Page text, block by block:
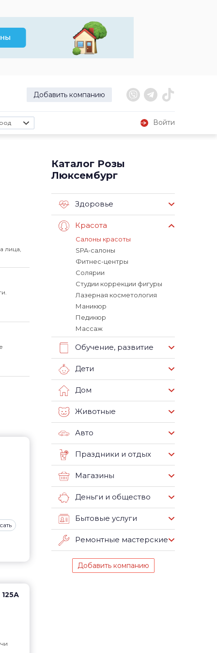
Добавить компанию
Войти
лица,
Каталог Розы
Люксембург
Здоровье
Красота
Салоны красоты
SPA-салоны
Фитнес-центры
Солярии
Студии коррекции фигуры
Лазерная косметология
Маникюр
Педикюр
Массаж
Обучение, развитие
Дети
Дом
Животные
Авто
Праздники и отдых
Магазины
Деньги и общество
Бытовые услуги
Ремонтные мастерские
Добавить компанию